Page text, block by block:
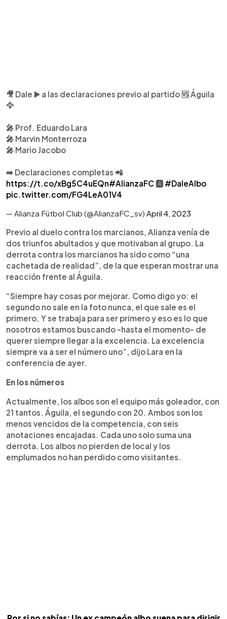
🎥 Dale ▶️ a las declaraciones previo al partido 🆚 Águila
🦅
🎤 Prof. Eduardo Lara
🎤 Marvin Monterroza
🎤 Mario Jacobo
➡️ Declaraciones completas 📲
https://t.co/xBg5C4uEQn#AlianzaFC 🅰️ #DaleAlbo
pic.twitter.com/FG4LeA01V4
— Alianza Fútbol Club (@AlianzaFC_sv) April 4, 2023
Previo al duelo contra los marcianos, Alianza venía de
dos triunfos abultados y que motivaban al grupo. La
derrota contra los marcianos ha sido como “una
cachetada de realidad”, de la que esperan mostrar una
reacción frente al Águila.
“Siempre hay cosas por mejorar. Como digo yo: el
segundo no sale en la foto nunca, el que sale es el
primero. Y se trabaja para ser primero y eso es lo que
nosotros estamos buscando -hasta el momento- de
querer siempre llegar a la excelencia. La excelencia
siempre va a ser el número uno”, dijo Lara en la
conferencia de ayer.
En los números
Actualmente, los albos son el equipo más goleador, con
21 tantos. Águila, el segundo con 20. Ambos son los
menos vencidos de la competencia, con seis
anotaciones encajadas. Cada uno solo suma una
derrota. Los albos no pierden de local y los
emplumados no han perdido como visitantes.